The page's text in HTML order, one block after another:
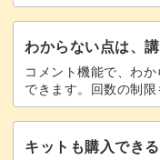
わからない点は、
コメント機能で、わ
できます。回数の制限
キットも購入でき